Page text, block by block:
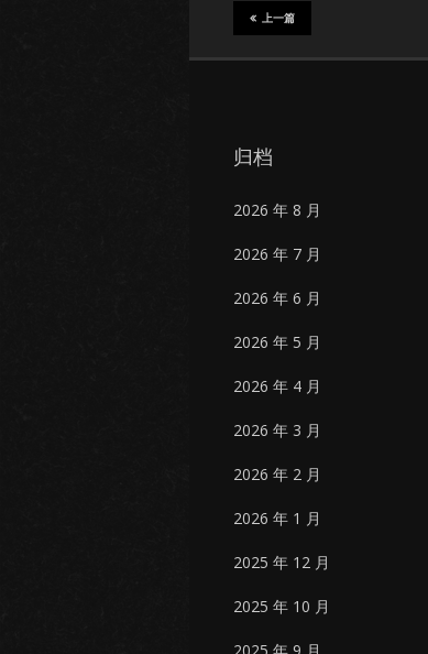
上一篇
归档
2026 年 8 月
2026 年 7 月
2026 年 6 月
2026 年 5 月
2026 年 4 月
2026 年 3 月
2026 年 2 月
2026 年 1 月
2025 年 12 月
2025 年 10 月